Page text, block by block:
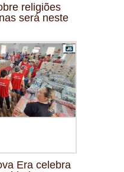
religiões
será neste
Era celebra